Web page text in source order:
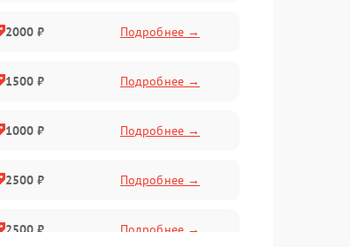
2000 ₽ Подробнее →
1500 ₽ Подробнее →
1000 ₽ Подробнее →
2500 ₽ Подробнее →
2500 ₽ Подробнее →